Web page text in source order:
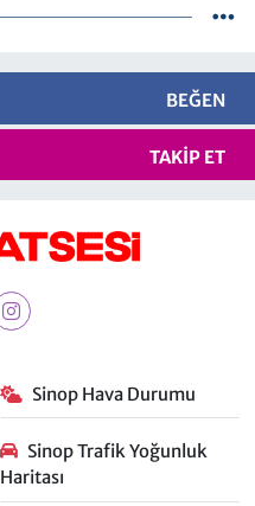
BEĞEN
TAKIP ET
Sinop Hava Durumu
Sinop Trafik Yoğunluk
Haritası